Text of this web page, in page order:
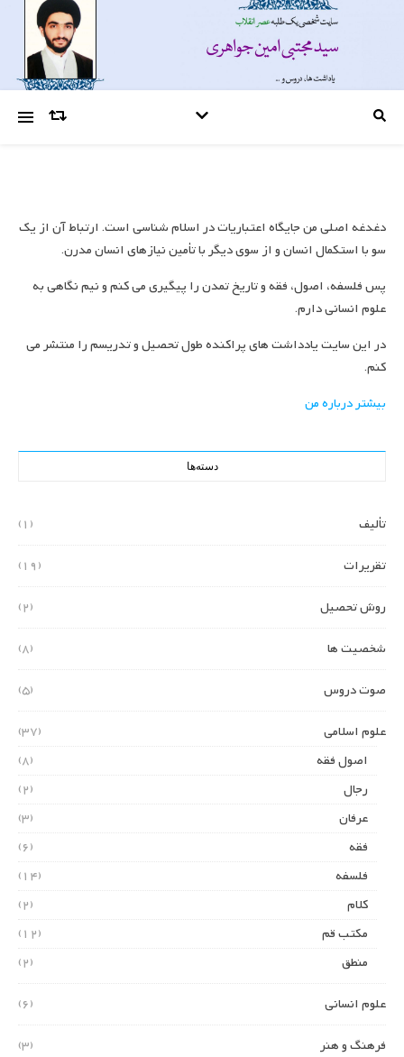
دغدغه اصلی من جایگاه اعتباریات در اسلام شناسی است. ارتباط آن از یک
سو با استکمال انسان و از سوی دیگر با تأمین نیازهای انسان مدرن.
پس فلسفه، اصول، فقه و تاریخ تمدن را پیگیری می کنم و نیم نگاهی به
علوم انسانی دارم.
در این سایت یادداشت های پراکنده طول تحصیل و تدریسم را منتشر می
کنم.
بیشتر درباره من
دسته‌ها
تألیف
(1)
تقریرات
(19)
روش تحصیل
(2)
شخصیت ها
(8)
صوت دروس
(5)
علوم اسلامی
(37)
اصول فقه
(8)
رجال
(2)
عرفان
(3)
فقه
(6)
فلسفه
(14)
کلام
(2)
مکتب قم
(12)
منطق
(2)
علوم انسانی
(6)
فرهنگ و هنر
(3)